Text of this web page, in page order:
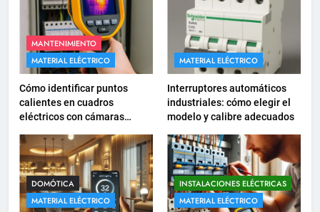
MANTENIMIENTO
MATERIAL ELÉCTRICO
Cómo identificar puntos
calientes en cuadros
eléctricos con cámaras
MATERIAL ELÉCTRICO
Interruptores automáticos
industriales: cómo elegir el
modelo y calibre adecuados
DOMÓTICA
MATERIAL ELÉCTRICO
INSTALACIONES ELÉCTRICAS
MATERIAL ELÉCTRICO
Cómo diseñar un sistema
eléctrico para pequeños
INSTALACIONES ELÉCTRICAS
18
Cómo realizar un proyecto de
instalación eléctrica en casa.
INSTALACIONES ELÉCTRICAS
1
Guía práctica para diseñar